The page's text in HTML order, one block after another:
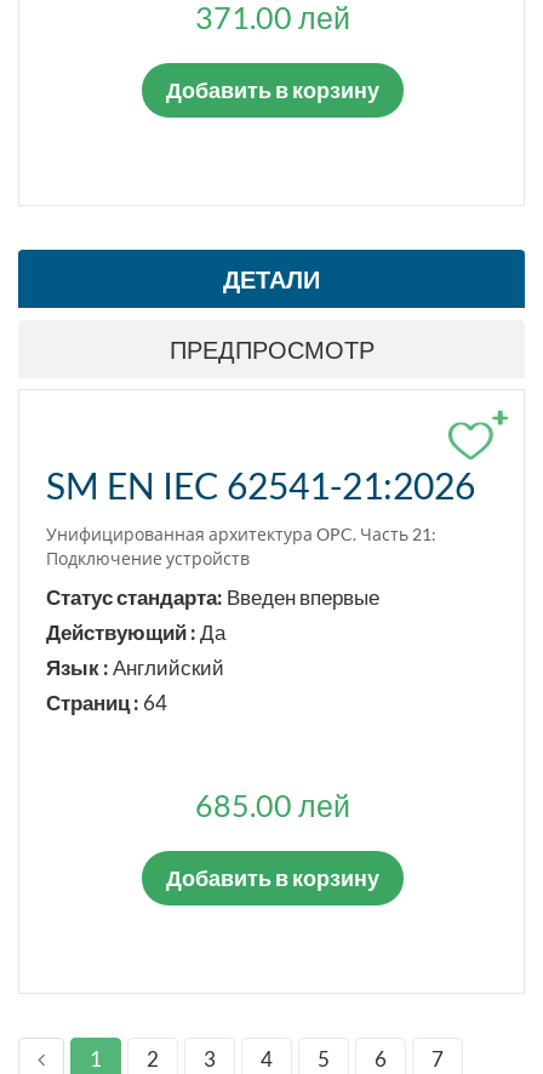
371.00 лей
Добавить в корзину
ДЕТАЛИ
ПРЕДПРОСМОТР
+
SM EN IEC 62541-21:2026
Унифицированная архитектура OPC. Часть 21:
Подключение устройств
Статус стандарта: Введен впервые
Действующий :Да
Язык :Английский
Страниц : 64
685.00 лей
Добавить в корзину
1 2 3 4 5 6
7